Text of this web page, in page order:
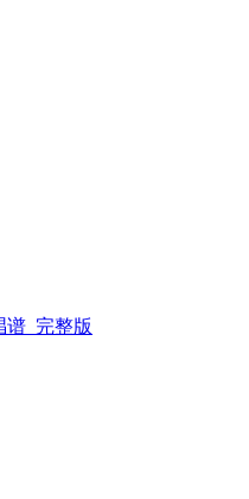
谱_完整版